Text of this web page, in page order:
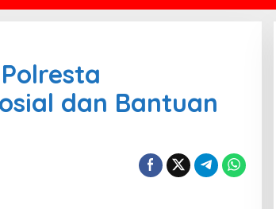
dan Bantuan